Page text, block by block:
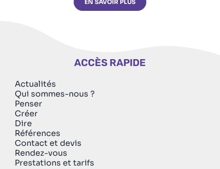
EN SAVOIR PLUS
ACCÈS RAPIDE
Actualités
Qui sommes-nous ?
Penser
Créer
Dire
Références
Contact et devis
Rendez-vous
Prestations et tarifs